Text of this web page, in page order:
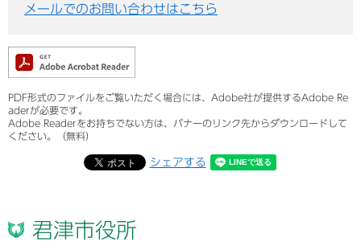
メールでのお問い合わせはこちら
PDF形式のファイルをご覧いただく場合には、Adobe社が提供するAdobe Re
aderが必要です。
Adobe Readerをお持ちでない方は、バナーのリンク先からダウンロードして
ください。（無料）
シェアする
君津市役所